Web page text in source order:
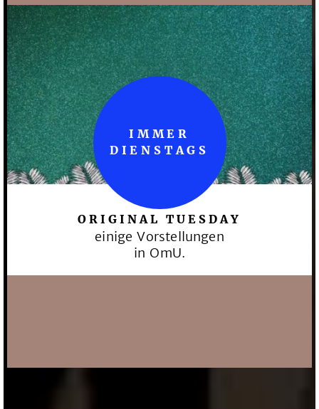
ORIGINAL TUESDAY
einige Vorstellungen
in OmU.
IMMER
DIENSTAGS